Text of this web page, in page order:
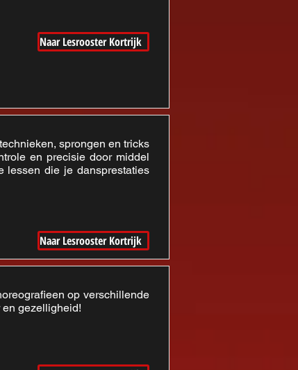
Naar Lesrooster Kortrijk
sprongen en tricks
en precisie door middel
lessen die je dansprestaties
Naar Lesrooster Kortrijk
op verschillende
en gezelligheid!